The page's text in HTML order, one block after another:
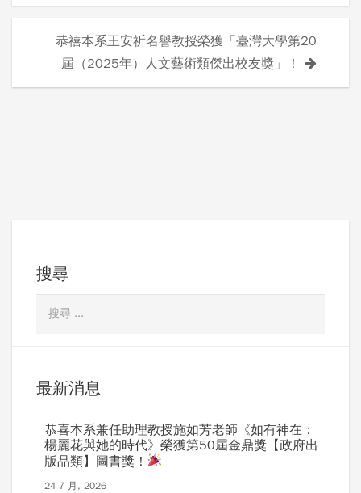
導
恭禧本系王安祈名譽教授榮獲「臺灣大學第20
屆（2025年）人文藝術類傑出校友獎」！
搜尋
最新消息
恭喜本系兼任助理教授施如芳老師《如有神在：
楊麗花與她的時代》榮獲第50屆金鼎獎【政府出
版品類】圖書獎！
24 7 月, 2026